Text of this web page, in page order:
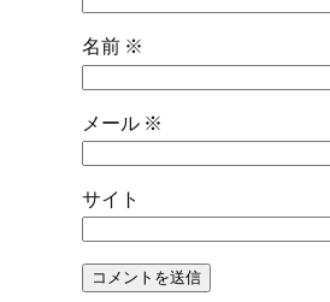
名前 ※
メール ※
サイト